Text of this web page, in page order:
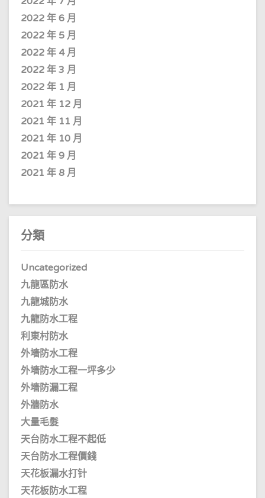
2022 年 6 月
2022 年 5 月
2022 年 4 月
2022 年 3 月
2022 年 1 月
2021 年 12 月
2021 年 11 月
2021 年 10 月
2021 年 9 月
2021 年 8 月
分類
Uncategorized
九龍區防水
九龍城防水
九龍防水工程
利東村防水
外墻防水工程
外墻防水工程一坪多少
外墻防漏工程
外牆防水
大量毛髮
天台防水工程不起低
天台防水工程價錢
天花板漏水打针
天花板防水工程